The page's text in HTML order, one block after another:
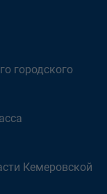
городского
Кемеровской